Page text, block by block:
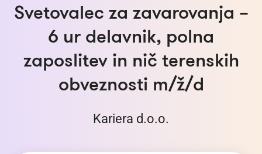
Svetovalec za zavarovanja –
6 ur delavnik, polna
zaposlitev in nič terenskih
obveznosti m/ž/d
Kariera d.o.o.